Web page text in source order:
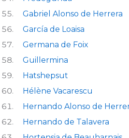
Gabriel Alonso de Herrera
García de Loaisa
Germana de Foix
Guillermina
Hatshepsut
Hélène Vacarescu
Hernando Alonso de
Hernando de Talavera